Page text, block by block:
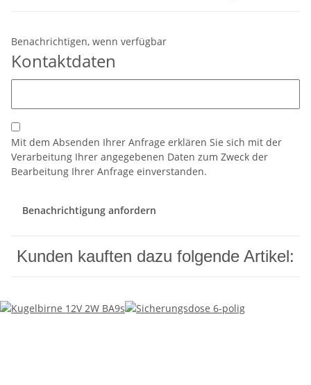
Benachrichtigen, wenn verfügbar
Kontaktdaten
Mit dem Absenden Ihrer Anfrage erklären Sie sich mit der
Verarbeitung Ihrer angegebenen Daten zum Zweck der
Bearbeitung Ihrer Anfrage einverstanden.
Benachrichtigung anfordern
Kunden kauften dazu folgende Artikel: